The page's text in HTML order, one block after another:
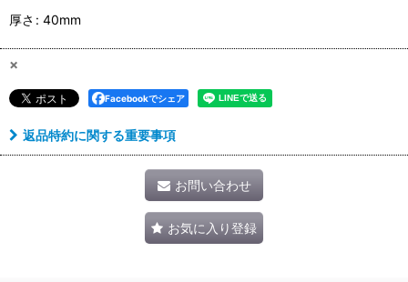
厚さ : 40mm
×
Facebookでシェア
返品特約に関する重要事項
お問い合わせ
お気に入り登録